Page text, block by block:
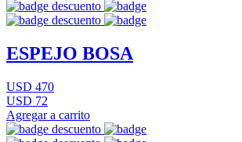
ESPEJO BOSA
USD 470
USD 72
Agregar a carrito